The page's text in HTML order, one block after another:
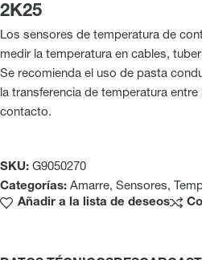
2K25
Los sensores de temperatura de
medir la temperatura en cables,
Se recomienda el uso de pasta
la transferencia de temperatura
contacto.
SKU: G9050270
Categorías: Amarre, Sensores,
Añadir a la lista de deseos